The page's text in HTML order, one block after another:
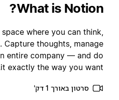
What is Notion?
where you can think,
Capture thoughts, manage
entire company — and do
it exactly the way you want.
סרטון באורך 1 דק'